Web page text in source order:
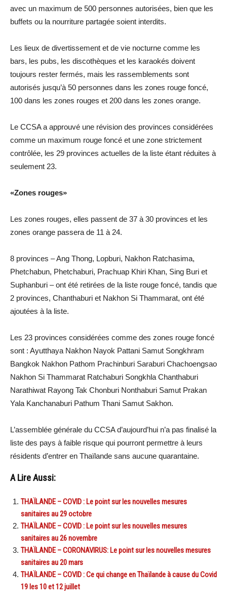
avec un maximum de 500 personnes autorisées, bien que les
buffets ou la nourriture partagée soient interdits.
Les lieux de divertissement et de vie nocturne comme les
bars, les pubs, les discothèques et les karaokés doivent
toujours rester fermés, mais les rassemblements sont
autorisés jusqu’à 50 personnes dans les zones rouge foncé,
100 dans les zones rouges et 200 dans les zones orange.
Le CCSA a approuvé une révision des provinces considérées
comme un maximum rouge foncé et une zone strictement
contrôlée, les 29 provinces actuelles de la liste étant réduites à
seulement 23.
«Zones rouges»
Les zones rouges, elles passent de 37 à 30 provinces et les
zones orange passera de 11 à 24.
8 provinces – Ang Thong, Lopburi, Nakhon Ratchasima,
Phetchabun, Phetchaburi, Prachuap Khiri Khan, Sing Buri et
Suphanburi – ont été retirées de la liste rouge foncé, tandis que
2 provinces, Chanthaburi et Nakhon Si Thammarat, ont été
ajoutées à la liste.
Les 23 provinces considérées comme des zones rouge foncé
sont : Ayutthaya Nakhon Nayok Pattani Samut Songkhram
Bangkok Nakhon Pathom Prachinburi Saraburi Chachoengsao
Nakhon Si Thammarat Ratchaburi Songkhla Chanthaburi
Narathiwat Rayong Tak Chonburi Nonthaburi Samut Prakan
Yala Kanchanaburi Pathum Thani Samut Sakhon.
L’assemblée générale du CCSA d’aujourd’hui n’a pas finalisé la
liste des pays à faible risque qui pourront permettre à leurs
résidents d’entrer en Thaïlande sans aucune quarantaine.
A Lire Aussi:
THAÏLANDE – COVID : Le point sur les nouvelles mesures
sanitaires au 29 octobre
THAÏLANDE – COVID : Le point sur les nouvelles mesures
sanitaires au 26 novembre
THAÏLANDE – CORONAVIRUS: Le point sur les nouvelles mesures
sanitaires au 20 mars
THAÏLANDE – COVID : Ce qui change en Thaïlande à cause du Covid
19 les 10 et 12 juillet